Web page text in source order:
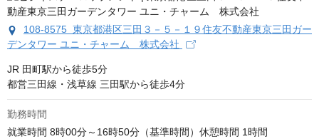
108-8575 東京都港区三田３－５－１９住友不動産東京三田ガー
デンタワー ユニ・チャーム 株式会社
JR 田町駅から徒歩5分
都営三田線・浅草線 三田駅から徒歩4分
勤務時間
就業時間 8時00分～16時50分（基準時間）休憩時間 1時間